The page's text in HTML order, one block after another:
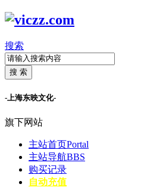
搜索
搜 索
-上海东映文化-
旗下网站
主站首页Portal
主站导航BBS
购买记录
自动充值